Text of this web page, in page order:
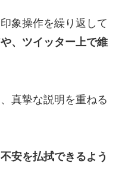
象操作を繰り返して
、ツイッター上で維
真摯な説明を重ねる
不安を払拭できるよう